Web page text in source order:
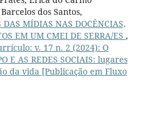
dos Santos,
DAS MÍDIAS NAS DOCÊNCIAS,
EM UM CMEI DE SERRA/ES ,
v. 17 n. 2 (2024): O
E AS REDES SOCIAIS: lugares
da vida [Publicação em Fluxo